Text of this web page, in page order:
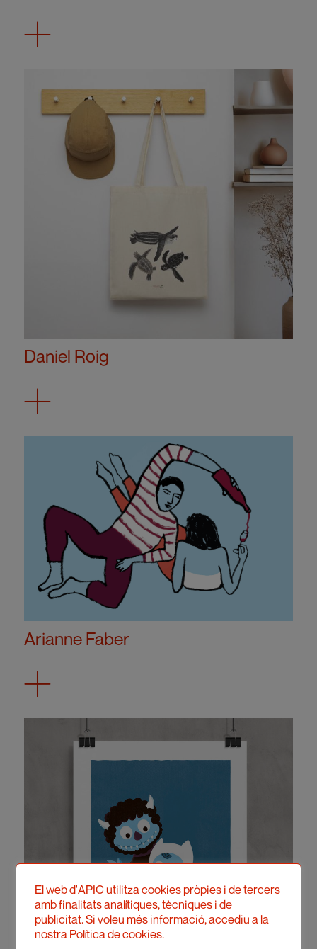
Daniel Roig
Arianne Faber
El web d'APIC utilitza cookies pròpies i de tercers
amb finalitats analítiques, tècniques i de
publicitat. Si voleu més informació, accediu a la
nostra Política de cookies.